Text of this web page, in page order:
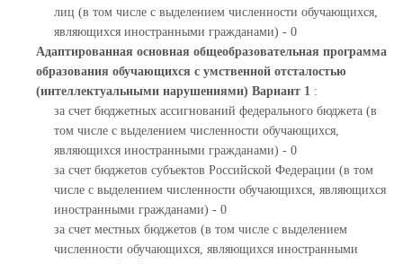
лиц (в том числе с выделением численности обучающихся,
являющихся иностранными гражданами) - 0
Адаптированная основная общеобразовательная программа
образования обучающихся с умственной отсталостью
(интеллектуальными нарушениями) Вариант 1 :
за счет бюджетных ассигнований федерального бюджета (в
том числе с выделением численности обучающихся,
являющихся иностранными гражданами) - 0
за счет бюджетов субъектов Российской Федерации (в том
числе с выделением численности обучающихся, являющихся
иностранными гражданами) - 0
за счет местных бюджетов (в том числе с выделением
численности обучающихся, являющихся иностранными